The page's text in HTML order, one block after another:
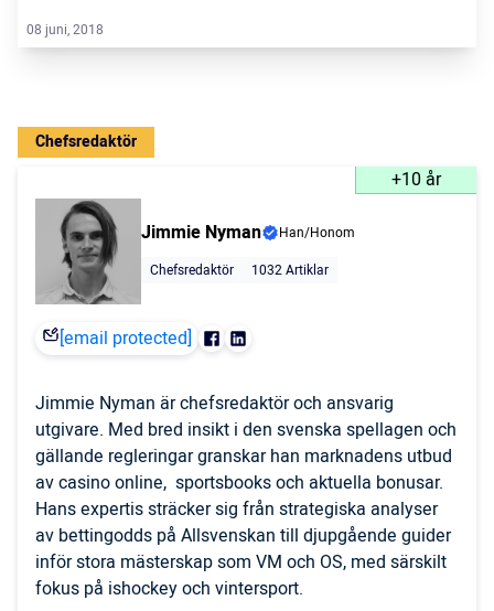
08 juni, 2018
Chefsredaktör
+10 år
Jimmie Nyman
Han/Honom
Chefsredaktör
1032 Artiklar
[email protected]
Jimmie Nyman är chefsredaktör och ansvarig
utgivare. Med bred insikt i den svenska spellagen och
gällande regleringar granskar han marknadens utbud
av casino online, sportsbooks och aktuella bonusar.
Hans expertis sträcker sig från strategiska analyser
av bettingodds på Allsvenskan till djupgående guider
inför stora mästerskap som VM och OS, med särskilt
fokus på ishockey och vintersport.